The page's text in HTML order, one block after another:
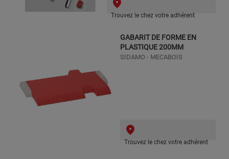
Trouvez le chez votre adhérent
GABARIT DE FORME EN
PLASTIQUE 200MM
SIDAMO - MECABOIS
Trouvez le chez votre adhérent